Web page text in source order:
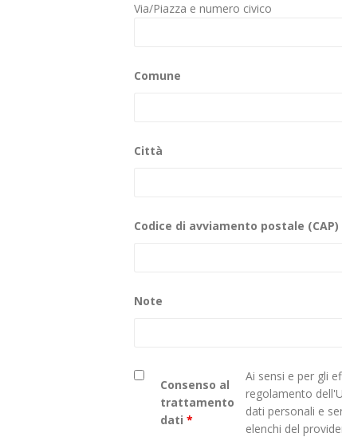
Via/Piazza e numero civico
Comune
Città
Codice di avviamento postale (CAP)
Note
Consenso al
trattamento
dati*
Ai sensi e per gli
regolamento
dati personali e
elenchi del